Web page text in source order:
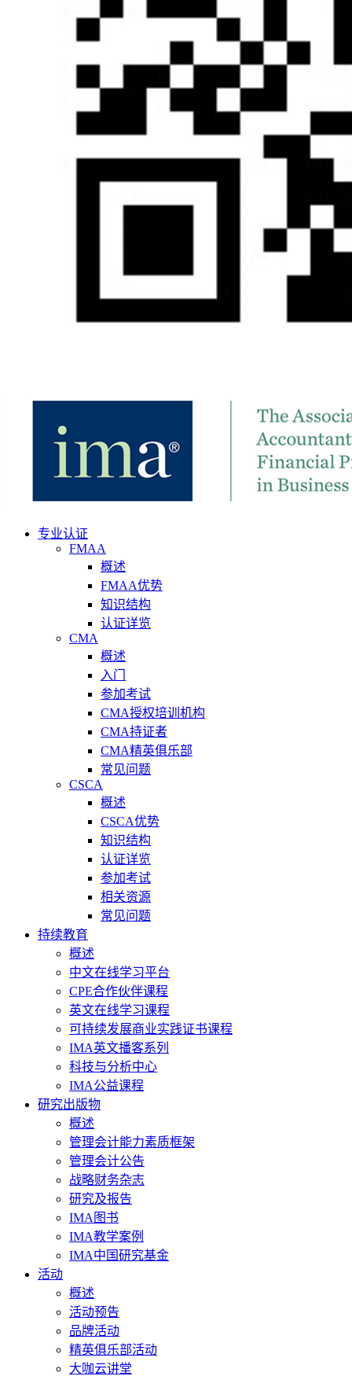
专业认证
FMAA
概述
FMAA优势
知识结构
认证详览
CMA
概述
入门
参加考试
CMA授权培训机构
CMA持证者
CMA精英俱乐部
常见问题
CSCA
概述
CSCA优势
知识结构
认证详览
参加考试
相关资源
常见问题
持续教育
概述
中文在线学习平台
CPE合作伙伴课程
英文在线学习课程
可持续发展商业实践证书课程
IMA英文播客系列
科技与分析中心
IMA公益课程
研究出版物
概述
管理会计能力素质框架
管理会计公告
战略财务杂志
研究及报告
IMA图书
IMA教学案例
IMA中国研究基金
活动
概述
活动预告
品牌活动
精英俱乐部活动
大咖云讲堂